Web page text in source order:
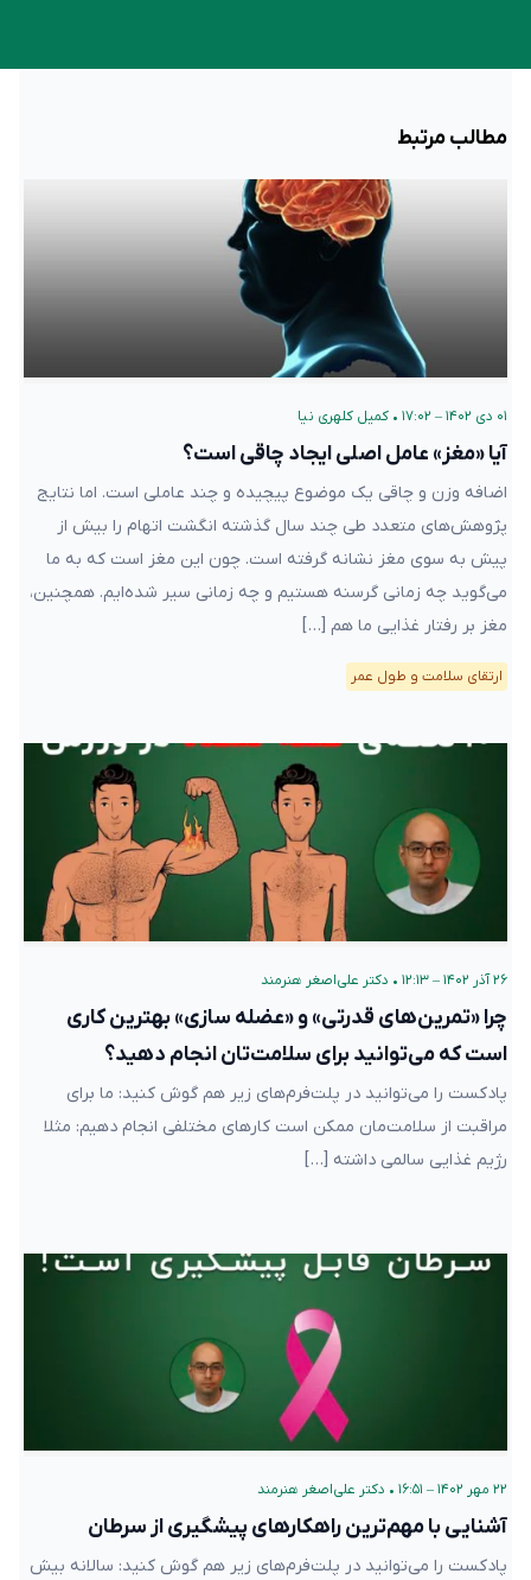
مطالب مرتبط
۰۱ دی ۱۴۰۲ – ۱۷:۰۲ • کمیل کلهری نیا
آیا «مغز» عامل اصلی ایجاد چاقی است؟
اضافه وزن و چاقی یک موضوع پیچیده و چند عاملی است. اما نتایج
پژوهش‌های متعدد طی چند سال گذشته انگشت اتهام را بیش از
پیش به سوی مغز نشانه گرفته است. چون این مغز است که به ما
می‌گوید چه زمانی گرسنه هستیم و چه زمانی سیر شده‌ایم. همچنین،
مغز بر رفتار غذایی ما هم […]
ارتقای سلامت و طول عمر
۲۶ آذر ۱۴۰۲ – ۱۲:۱۳ • دکتر علی‌اصغر هنرمند
چرا «تمرین‌های قدرتی» و «عضله سازی» بهترین کاری
است که می‌توانید برای سلامت‌تان انجام دهید؟
پادکست را می‌توانید در پلت‌فرم‌های زیر هم گوش کنید: ما برای
مراقبت از سلامت‌مان ممکن است کارهای مختلفی انجام دهیم: مثلا
رژیم غذایی سالمی داشته […]
۲۲ مهر ۱۴۰۲ – ۱۶:۵۱ • دکتر علی‌اصغر هنرمند
آشنایی با مهم‌ترین راهکارهای پیشگیری از سرطان
پادکست را می‌توانید در پلت‌فرم‌های زیر هم گوش کنید: سالانه بیش